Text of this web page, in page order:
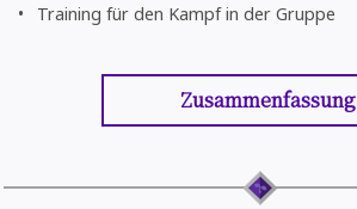
Training für den Kampf in der Gruppe
Zusammenfassung